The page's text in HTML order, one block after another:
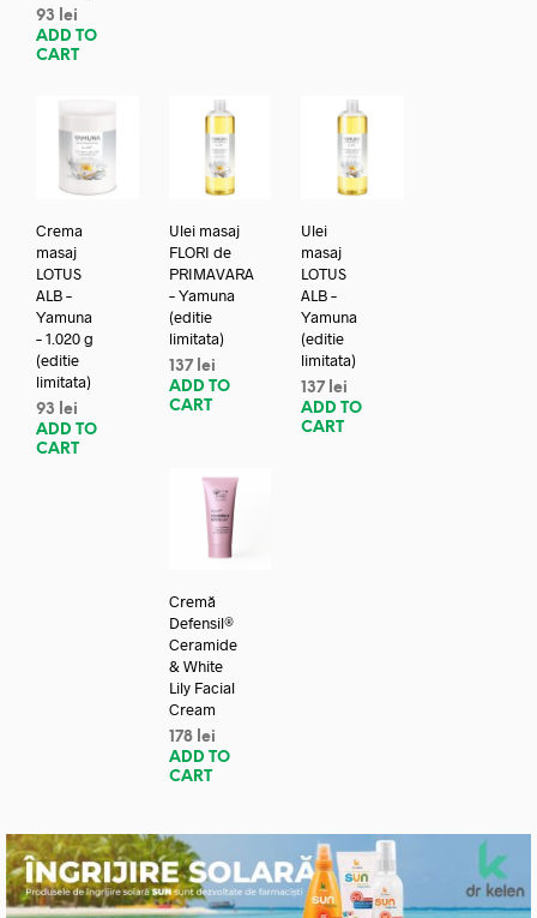
93
lei
ADD TO
CART
Crema
masaj
LOTUS
ALB –
Yamuna
– 1.020 g
(editie
limitata)
93
lei
ADD TO
CART
Ulei masaj
FLORI de
PRIMAVARA
– Yamuna
(editie
limitata)
137 lei
ADD TO
CART
Ulei
masaj
LOTUS
ALB –
Yamuna
(editie
limitata)
137 lei
ADD TO
CART
Cremă
Defensil®
Ceramide
& White
Lily Facial
Cream
178 lei
ADD TO
CART